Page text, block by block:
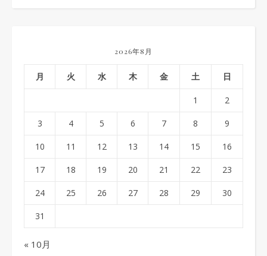
2026年8月
月 火 水 木 金 土 日
1 2
3 4 5 6 7 8 9
10 11 12 13 14 15 16
17 18 19 20 21 22 23
24 25 26 27 28 29 30
31
« 10月